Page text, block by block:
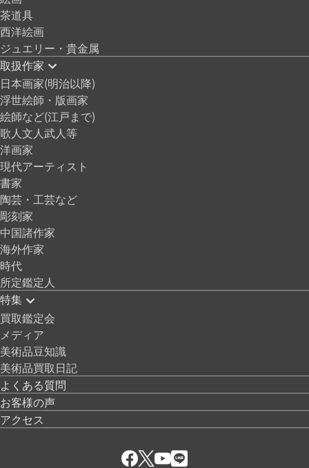
茶道具
西洋絵画
ジュエリー・貴金属
取扱作家
日本画家(明治以降)
浮世絵師・版画家
絵師など(江戸まで)
歌人文人武人等
洋画家
現代アーティスト
書家
陶芸・工芸など
彫刻家
中国諸作家
海外作家
時代
所定鑑定人
特集
買取鑑定会
メディア
美術品豆知識
美術品買取日記
よくある質問
お客様の声
アクセス